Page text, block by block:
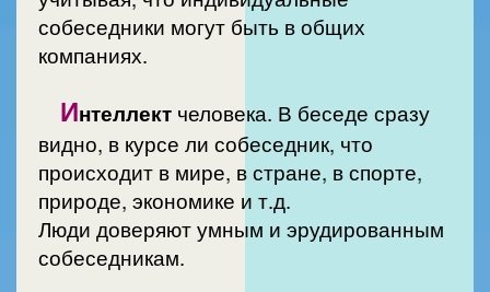
собеседники могут быть в общих
компаниях.
Интеллект человека. В беседе сразу
видно, в курсе ли собеседник, что
происходит в мире, в стране, в спорте,
природе, экономике и т.д.
Люди доверяют умным и эрудированным
собеседникам.